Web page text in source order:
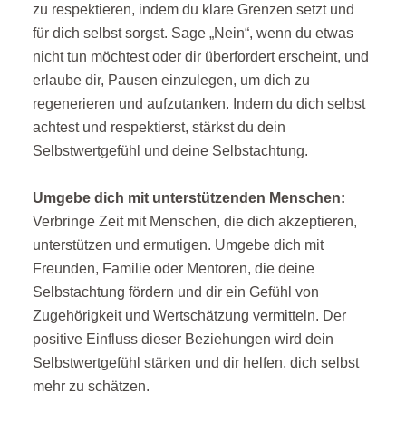
zu respektieren, indem du klare Grenzen setzt und
für dich selbst sorgst. Sage „Nein“, wenn du etwas
nicht tun möchtest oder dir überfordert erscheint, und
erlaube dir, Pausen einzulegen, um dich zu
regenerieren und aufzutanken. Indem du dich selbst
achtest und respektierst, stärkst du dein
Selbstwertgefühl und deine Selbstachtung.
Umgebe dich mit unterstützenden Menschen:
Verbringe Zeit mit Menschen, die dich akzeptieren,
unterstützen und ermutigen. Umgebe dich mit
Freunden, Familie oder Mentoren, die deine
Selbstachtung fördern und dir ein Gefühl von
Zugehörigkeit und Wertschätzung vermitteln. Der
positive Einfluss dieser Beziehungen wird dein
Selbstwertgefühl stärken und dir helfen, dich selbst
mehr zu schätzen.